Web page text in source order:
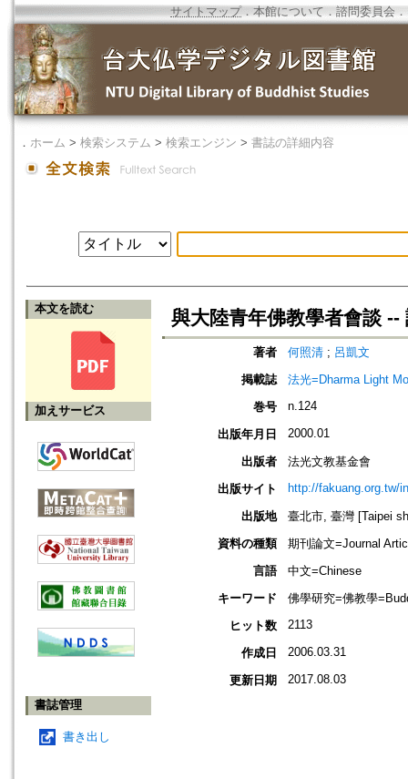
サイトマップ．本館について ． 諮問委員会 ．
． ホーム > 検索システム > 検索エンジン > 書誌の詳細内容
本文を読む
加えサービス
書誌管理
書き出し
與大陸青年佛教學者會談
著者 何照清 ; 呂凱文
掲載誌
法光=Dharma Light
巻号
n.124
出版年月日 2000.01
出版者
法光文教基金會
出版サイト
http://fakuang.org.tw/
出版地
臺北市, 臺灣 [Taipei
資料の種類
期刊論文=Journal
言語
中文=Chinese
キーワード
佛學研究=佛教學
ヒット数
2113
作成日 2006.03.31
更新日期 2017.08.03